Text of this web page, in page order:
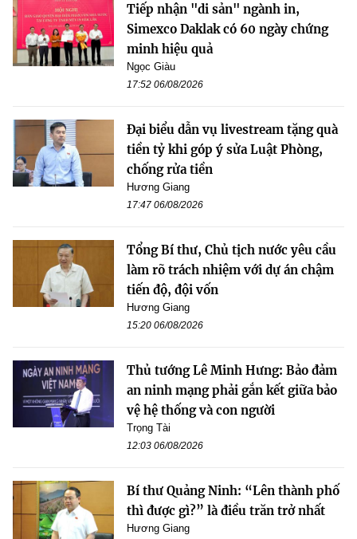
Tiếp nhận "di sản" ngành in,
Simexco Daklak có 60 ngày chứng
minh hiệu quả
Ngọc Giàu
17:52 06/08/2026
Đại biểu dẫn vụ livestream tặng quà
tiền tỷ khi góp ý sửa Luật Phòng,
chống rửa tiền
Hương Giang
17:47 06/08/2026
Tổng Bí thư, Chủ tịch nước yêu cầu
làm rõ trách nhiệm với dự án chậm
tiến độ, đội vốn
Hương Giang
15:20 06/08/2026
Thủ tướng Lê Minh Hưng: Bảo đảm
an ninh mạng phải gắn kết giữa bảo
vệ hệ thống và con người
Trọng Tài
12:03 06/08/2026
Bí thư Quảng Ninh: “Lên thành phố
thì được gì?” là điều trăn trở nhất
Hương Giang